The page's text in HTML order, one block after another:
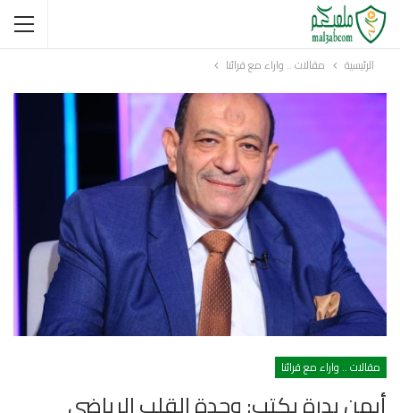
الرئيسية مقالات .. واراء مع قرائنا
مقالات .. واراء مع قرائنا